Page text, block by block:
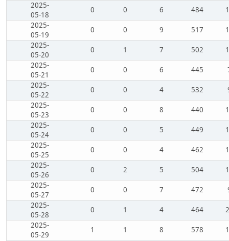
2025-
05-18
0 0 6 484
2025-
05-19
0 0 9 517
2025-
05-20
0 1 7 502
2025-
05-21
0 0 6 445
2025-
05-22
0 0 4 532
2025-
05-23
0 0 8 440
2025-
05-24
0 0 5 449
2025-
05-25
0 0 4 462
2025-
05-26
0 2 5 504
2025-
05-27
0 0 7 472
2025-
05-28
0 1 4 464
2025-
05-29
1 1 8 578